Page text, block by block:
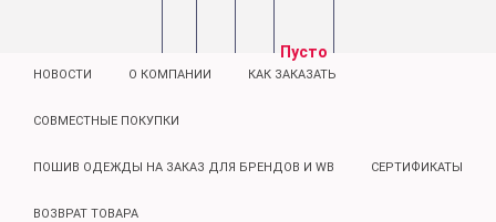
Пусто
НОВОСТИ О КОМПАНИИ КАК ЗАКАЗАТЬ
СОВМЕСТНЫЕ ПОКУПКИ
ПОШИВ ОДЕЖДЫ НА ЗАКАЗ ДЛЯ БРЕНДОВ И WB СЕРТИФИКАТЫ
ВОЗВРАТ ТОВАРА